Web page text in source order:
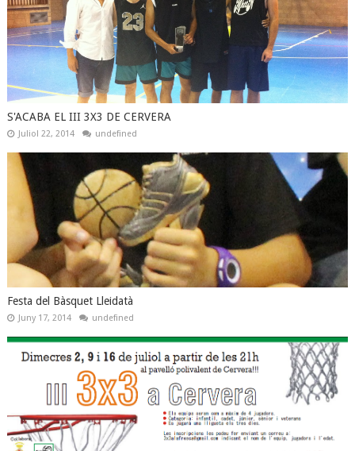
S'ACABA EL III 3X3 DE CERVERA
Juliol 22, 2014 undefined
Festa del Bàsquet Lleidatà
Juny 17, 2014 undefined